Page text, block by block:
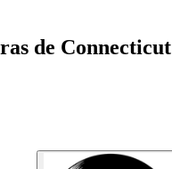
de Connecticut